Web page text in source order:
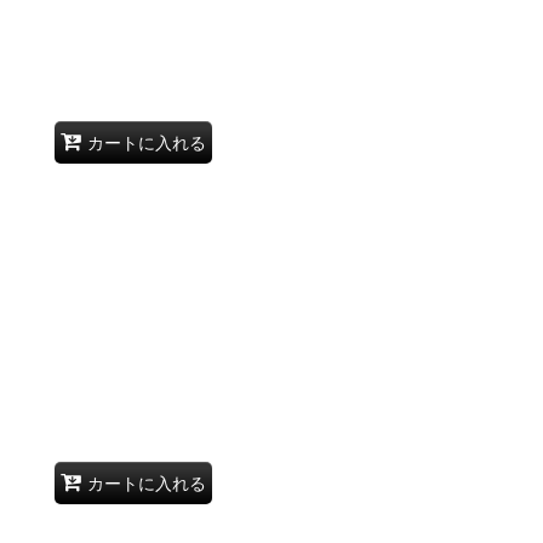
カートに入れる
カートに入れる